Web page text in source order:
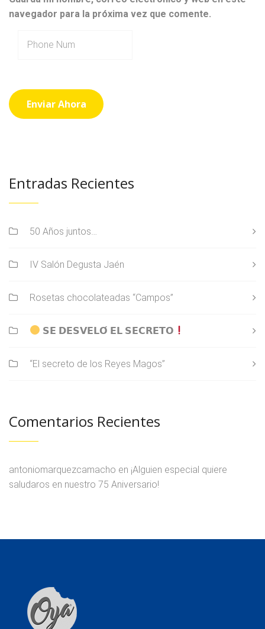
navegador para la próxima vez que comente.
Entradas Recientes
50 Años juntos…
IV Salón Degusta Jaén
Rosetas chocolateadas “Campos”
𝗦𝗘 𝗗𝗘𝗦𝗩𝗘𝗟𝗢́ 𝗘𝗟 𝗦𝗘𝗖𝗥𝗘𝗧𝗢
“El secreto de los Reyes Magos”
Comentarios Recientes
antoniomarquezcamacho en ¡Alguien especial quiere
saludaros en nuestro 75 Aniversario!